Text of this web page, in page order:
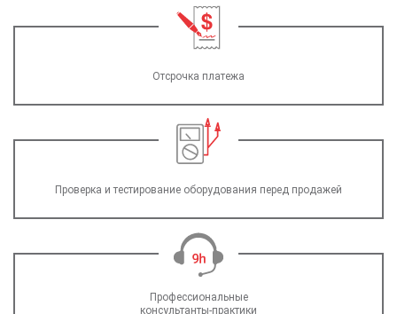
Отсрочка платежа
Проверка и тестирование оборудования перед продажей
Профессиональные
консультанты-практики